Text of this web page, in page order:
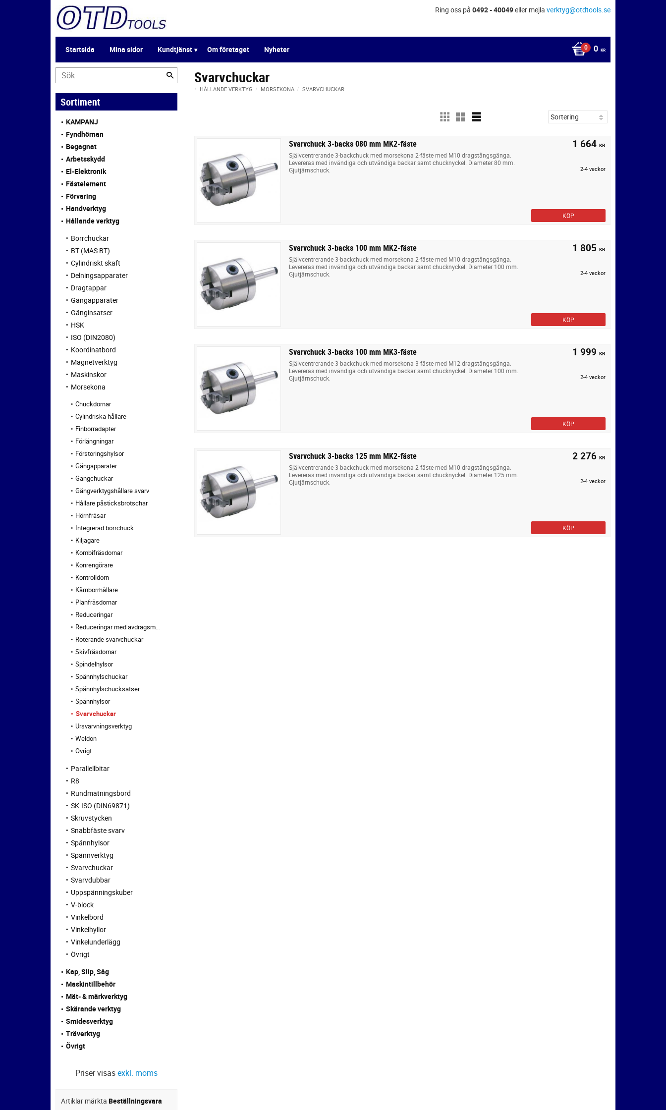
Ring oss på 0492 - 40049eller mejla verktyg@otdtools.se
Startsida Mina sidor Kundtjänst Om företaget Nyheter 0 KR
Svarvchuckar
HÅLLANDE VERKTYG MORSEKONA SVARVCHUCKAR
Svarvchuck 3-backs 080 mm MK2-fäste
Självcentrerande 3-backchuck med morsekona 2-fäste med M10 dragstångsgänga.
Levereras med invändiga och utvändiga backar samt chucknyckel. Diameter 80 mm.
Gjutjärnschuck.
1 664 KR
2-4 veckor
KÖP
Svarvchuck 3-backs 100 mm MK2-fäste
Självcentrerande 3-backchuck med morsekona 2-fäste med M10 dragstångsgänga.
Levereras med invändiga och utvändiga backar samt chucknyckel. Diameter 100 mm.
Gjutjärnschuck.
1 805 KR
2-4 veckor
KÖP
Svarvchuck 3-backs 100 mm MK3-fäste
Självcentrerande 3-backchuck med morsekona 3-fäste med M12 dragstångsgänga.
Levereras med invändiga och utvändiga backar samt chucknyckel. Diameter 100 mm.
Gjutjärnschuck.
1 999 KR
2-4 veckor
KÖP
Svarvchuck 3-backs 125 mm MK2-fäste
Självcentrerande 3-backchuck med morsekona 2-fäste med M10 dragstångsgänga.
Levereras med invändiga och utvändiga backar samt chucknyckel. Diameter 125 mm.
Gjutjärnschuck.
2 276 KR
2-4 veckor
KÖP
Sortiment
KAMPANJ
Fyndhörnan
Begagnat
Arbetsskydd
El-Elektronik
Fästelement
Förvaring
Handverktyg
Hållande verktyg
Borrchuckar
BT (MAS BT)
Cylindriskt skaft
Delningsapparater
Dragtappar
Gängapparater
Gänginsatser
HSK
ISO (DIN2080)
Koordinatbord
Magnetverktyg
Maskinskor
Morsekona
Chuckdornar
Cylindriska hållare
Finborradapter
Förlängningar
Förstoringshylsor
Gängapparater
Gängchuckar
Gängverktygshållare svarv
Hållare påsticksbrotschar
Hörnfräsar
Integrerad borrchuck
Kiljagare
Kombifräsdornar
Konrengörare
Kontrolldorn
Kärnborrhållare
Planfräsdornar
Reduceringar
Reduceringar med avdragsmutter
Roterande svarvchuckar
Skivfräsdornar
Spindelhylsor
Spännhylschuckar
Spännhylschucksatser
Spännhylsor
Svarvchuckar
Ursvarvningsverktyg
Weldon
Övrigt
Parallellbitar
R8
Rundmatningsbord
SK-ISO (DIN69871)
Skruvstycken
Snabbfäste svarv
Spännhylsor
Spännverktyg
Svarvchuckar
Svarvdubbar
Uppspänningskuber
V-block
Vinkelbord
Vinkelhyllor
Vinkelunderlägg
Övrigt
Kap, Slip, Såg
Maskintillbehör
Mät- & märkverktyg
Skärande verktyg
Smidesverktyg
Träverktyg
Övrigt
Priser visasexkl. moms
Artiklar märkta Beställningsvara